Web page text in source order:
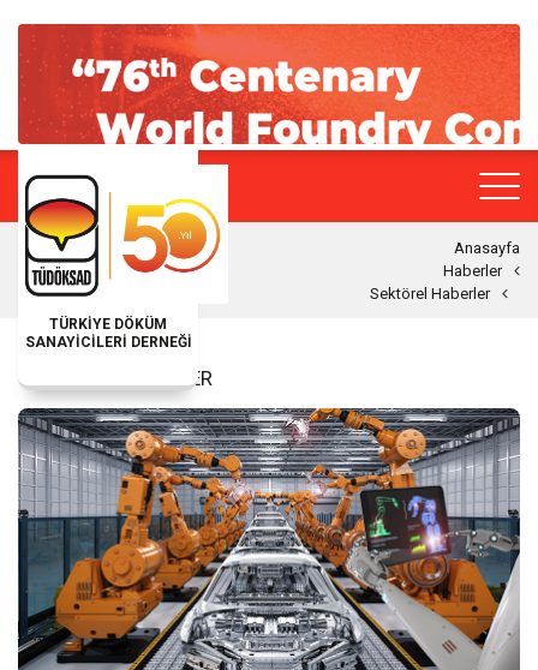
TÜRKİYE DÖKÜM
SANAYİCİLERİ DERNEĞİ
Anasayfa
Haberler
Sektörel Haberler
SEKTÖREL HABERLER